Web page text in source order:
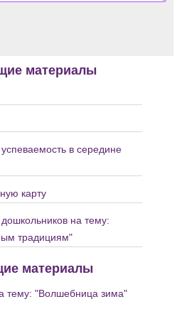
материалы
в середине
карту
на тему:
традициям"
материалы
тему: "Волшебница зима"